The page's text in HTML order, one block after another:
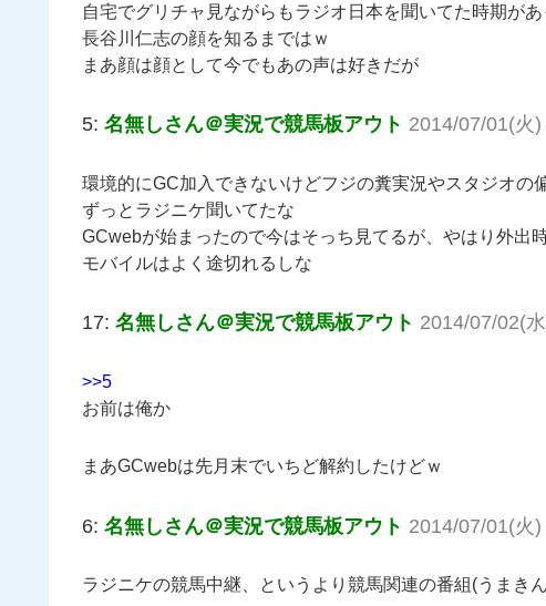
自宅でグリチャ見ながらもラジオ日本を聞いてた時期があ
長谷川仁志の顔を知るまではｗ
まあ顔は顔として今でもあの声は好きだが
5: 名無しさん＠実況で競馬板アウト 2014/07/01(火
環境的にGC加入できないけどフジの糞実況やスタジオの
ずっとラジニケ聞いてたな
GCwebが始まったので今はそっち見てるが、やはり外出
モバイルはよく途切れるしな
17: 名無しさん＠実況で競馬板アウト 2014/07/02(
>>5
お前は俺か
まあGCwebは先月末でいちど解約したけどｗ
6: 名無しさん＠実況で競馬板アウト 2014/07/01(火
ラジニケの競馬中継、というより競馬関連の番組(うまき